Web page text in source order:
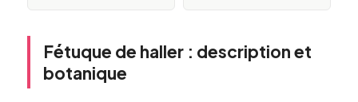
Fétuque de haller : description et
botanique